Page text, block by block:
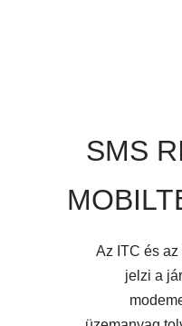
SMS
Az ITC és az
jelzi a